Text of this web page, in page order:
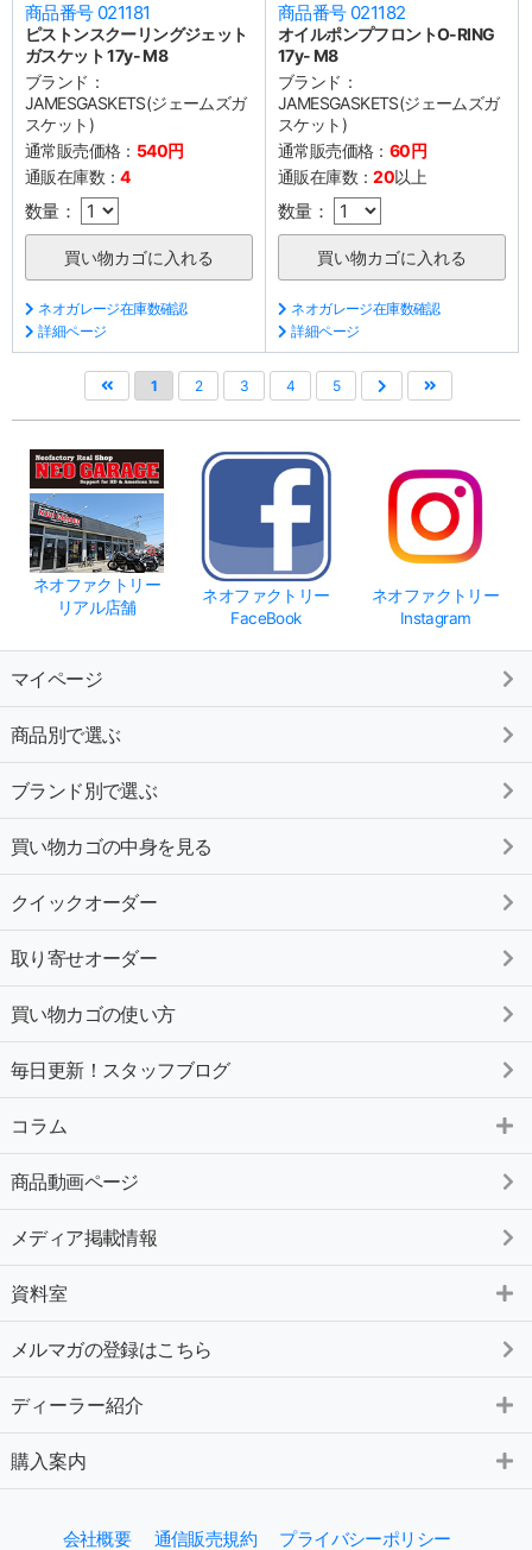
商品番号 021181
ピストンスクーリングジェット
ガスケット 17y- M8
ブランド：
JAMESGASKETS(ジェームズガ
スケット)
通常販売価格： 540円
通販在庫数：4
数量：
ネオガレージ在庫数確認
詳細ページ
商品番号 021182
オイルポンプフロントO-RING
17y- M8
ブランド：
JAMESGASKETS(ジェームズガ
スケット)
通常販売価格： 60円
通販在庫数：20以上
数量：
ネオガレージ在庫数確認
詳細ページ
1 2 3 4 5
ネオファクトリー
リアル店舗
ネオファクトリー
FaceBook
ネオファクトリー
Instagram
マイページ
商品別で選ぶ
ブランド別で選ぶ
買い物カゴの中身を見る
クイックオーダー
取り寄せオーダー
買い物カゴの使い方
毎日更新！スタッフブログ
コラム
商品動画ページ
メディア掲載情報
資料室
メルマガの登録はこちら
ディーラー紹介
購入案内
会社概要 通信販売規約 プライバシーポリシー